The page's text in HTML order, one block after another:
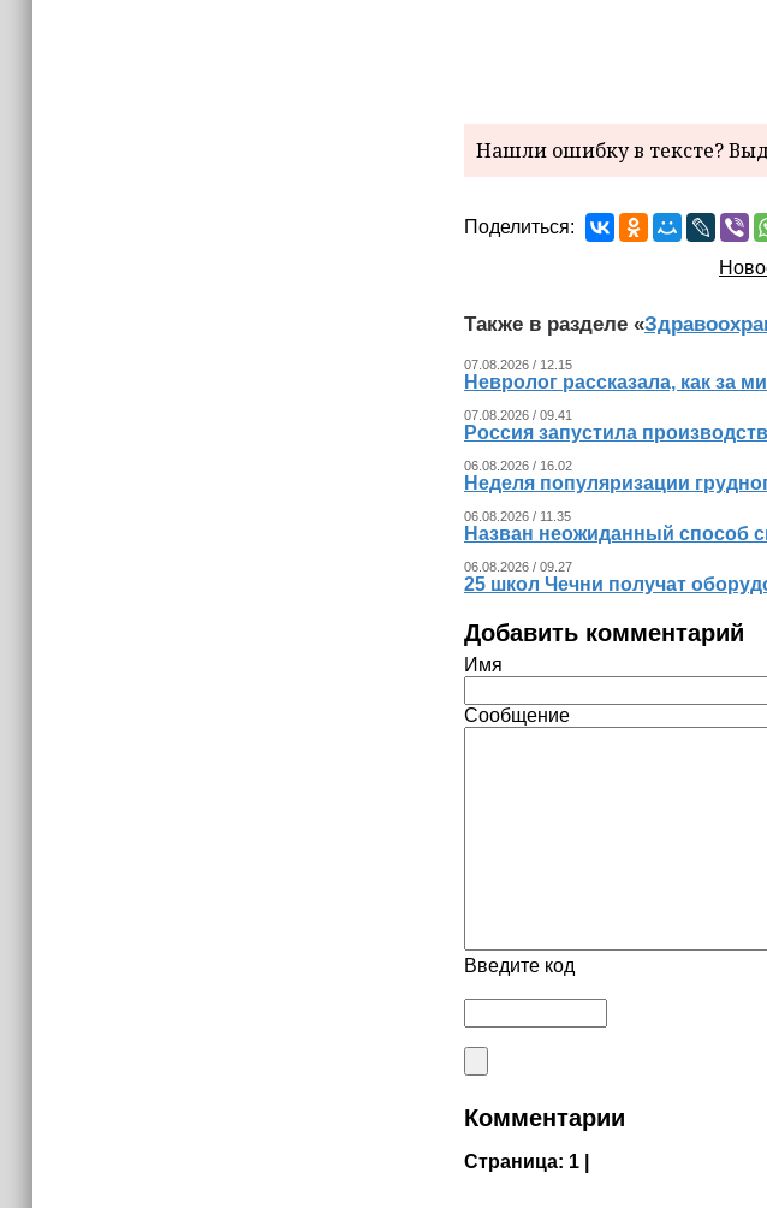
Нашли ошибку в тексте?
Поделиться:
Также в разделе «
07.08.2026 / 12.15
Невролог рассказала, как за
07.08.2026 / 09.41
Россия запустила
06.08.2026 / 16.02
Неделя популяризации
06.08.2026 / 11.35
Назван неожиданный способ
06.08.2026 / 09.27
25 школ Чечни получат
Добавить комментарий
Имя
Сообщение
Введите код
Комментарии
Страница: 1 |